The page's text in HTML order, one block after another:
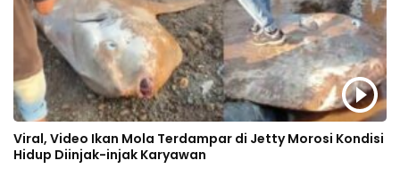
Viral, Video Ikan Mola Terdampar di Jetty Morosi Kondisi
Hidup Diinjak-injak Karyawan